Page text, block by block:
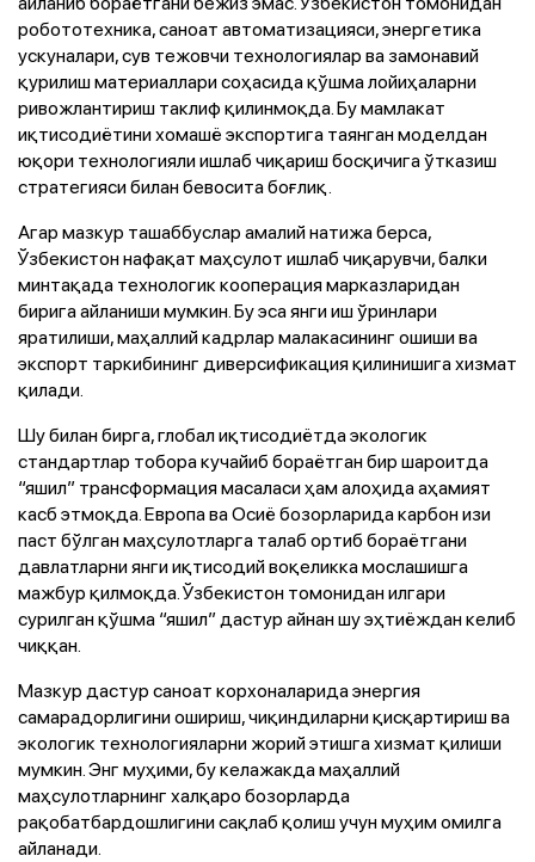
робототехника, саноат автоматизацияси, энергетика
ускуналари, сув тежовчи технологиялар ва замонавий
қурилиш материаллари соҳасида қўшма лойиҳаларни
ривожлантириш таклиф қилинмоқда. Бу мамлакат
иқтисодиётини хомашё экспортига таянган моделдан
юқори технологияли ишлаб чиқариш босқичига ўтказиш
стратегияси билан бевосита боғлиқ.
Агар мазкур ташаббуслар амалий натижа берса,
Ўзбекистон нафақат маҳсулот ишлаб чиқарувчи, балки
минтақада технологик кооперация марказларидан
бирига айланиши мумкин. Бу эса янги иш ўринлари
яратилиши, маҳаллий кадрлар малакасининг ошиши ва
экспорт таркибининг диверсификация қилинишига хизмат
қилади.
Шу билан бирга, глобал иқтисодиётда экологик
стандартлар тобора кучайиб бораётган бир шароитда
“яшил” трансформация масаласи ҳам алоҳида аҳамият
касб этмоқда. Европа ва Осиё бозорларида карбон изи
паст бўлган маҳсулотларга талаб ортиб бораётгани
давлатларни янги иқтисодий воқеликка мослашишга
мажбур қилмоқда. Ўзбекистон томонидан илгари
сурилган қўшма “яшил” дастур айнан шу эҳтиёждан келиб
чиққан.
Мазкур дастур саноат корхоналарида энергия
самарадорлигини ошириш, чиқиндиларни қисқартириш ва
экологик технологияларни жорий этишга хизмат қилиши
мумкин. Энг муҳими, бу келажакда маҳаллий
маҳсулотларнинг халқаро бозорларда
рақобатбардошлигини сақлаб қолиш учун муҳим омилга
айланади.